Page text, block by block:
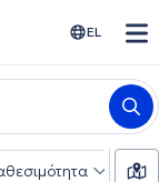
EL